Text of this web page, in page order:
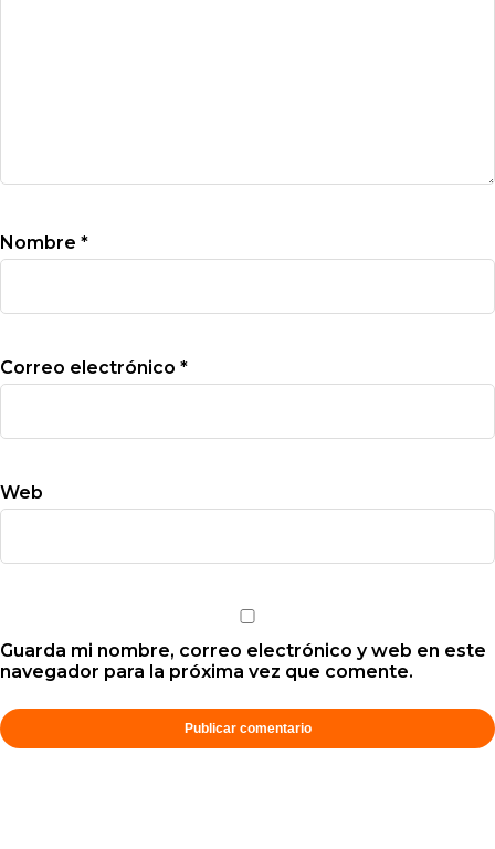
Nombre *
Correo electrónico *
Web
Guarda mi nombre, correo electrónico y web en este
navegador para la próxima vez que comente.